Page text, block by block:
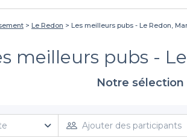
Le Redon Les meilleurs pubs - Le Redon,
meilleurs pubs -
Notre sélection
Ajouter des participants